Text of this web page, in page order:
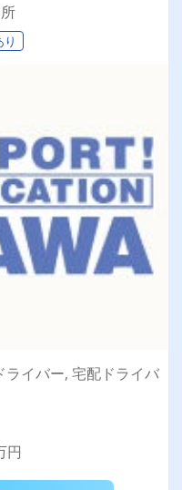
ライバー, 宅配ドライバ
円